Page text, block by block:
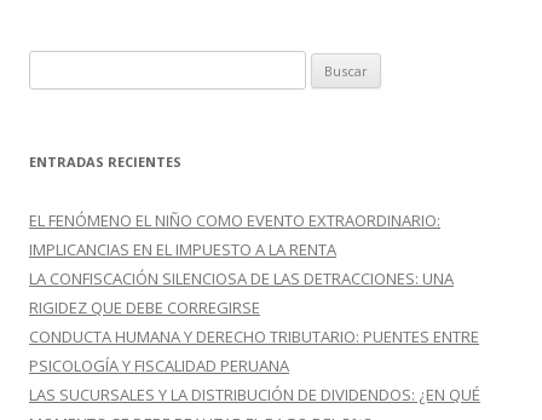
u
c
r
:
ENTRADAS RECIENTES
EL FENÓMENO EL NIÑO COMO EVENTO EXTRAORDINARIO:
IMPLICANCIAS EN EL IMPUESTO A LA RENTA
LA CONFISCACIÓN SILENCIOSA DE LAS DETRACCIONES: UNA
RIGIDEZ QUE DEBE CORREGIRSE
CONDUCTA HUMANA Y DERECHO TRIBUTARIO: PUENTES ENTRE
PSICOLOGÍA Y FISCALIDAD PERUANA
LAS SUCURSALES Y LA DISTRIBUCIÓN DE DIVIDENDOS: ¿EN QUÉ